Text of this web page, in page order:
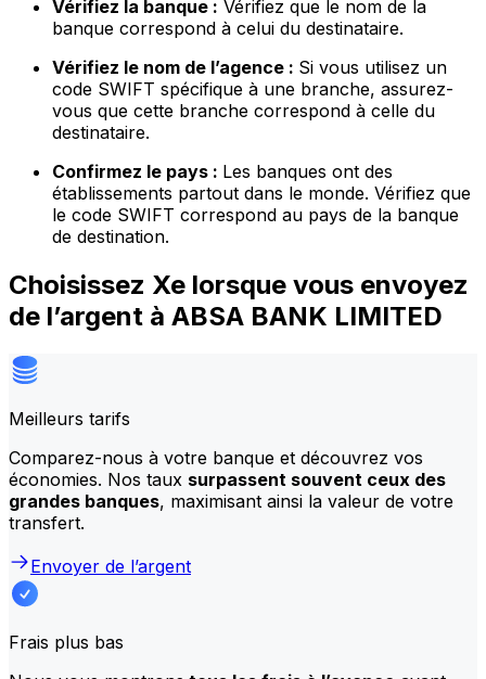
Vérifiez la banque : Vérifiez que le nom de la
banque correspond à celui du destinataire.
Vérifiez le nom de l’agence : Si vous utilisez un
code SWIFT spécifique à une branche, assurez-
vous que cette branche correspond à celle du
destinataire.
Confirmez le pays : Les banques ont des
établissements partout dans le monde. Vérifiez que
le code SWIFT correspond au pays de la banque
de destination.
Choisissez Xe lorsque vous envoyez
de l’argent à ABSA BANK LIMITED
Meilleurs tarifs
Comparez-nous à votre banque et découvrez vos
économies. Nos taux surpassent souvent ceux des
grandes banques, maximisant ainsi la valeur de votre
transfert.
Envoyer de l’argent
Frais plus bas